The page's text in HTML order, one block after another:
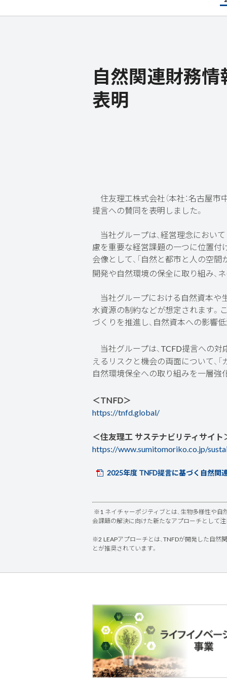
自然関連財務情
表明
住友理工株式会社（本社：名古屋市
提言への賛同を表明しました。
当社グループは、経営理念におい
慮を重要な経営課題の一つに位置付
会像として、「自然と都市と人の空
開発や自然環境の保全に取り組み、
当社グループにおける自然資本や
水資源の制約などが想定されます。
づくりを推進し、自然資本への影響
当社グループは、TCFD提言への
えるリスクと機会の両面について、「
自然環境保全への取り組みを一層強
＜TNFD＞
https://tnfd.global/
＜住友理工 サステナビリティサイト
https://www.sumitomoriko.co.jp/
2025年度 TNFD提言に基づく自然関
※1 ネイチャーポジティブとは、生物多様性や自
会課題の解決に向けた新たなアプローチとして
※2 LEAPアプローチとは、TNFDが開発した自然関連
とが推奨されています。